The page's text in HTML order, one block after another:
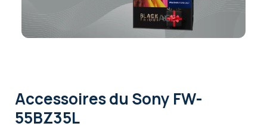
Accessoiresdu Sony FW-
55BZ35L